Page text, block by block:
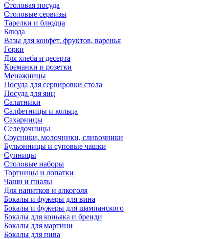
Столовая посуда
Столовые сервизы
Тарелки и блюдца
Блюда
Вазы для конфет, фруктов, варенья
Горки
Для хлеба и десерта
Креманки и розетки
Менажницы
Посуда для сервировки стола
Посуда для яиц
Салатники
Салфетницы и кольца
Сахарницы
Селедочницы
Соусники, молочники, сливочники
Бульонницы и суповые чашки
Супницы
Столовые наборы
Тортницы и лопатки
Чаши и пиалы
Для напитков и алкоголя
Бокалы и фужеры для вина
Бокалы и фужеры для шампанского
Бокалы для коньяка и бренди
Бокалы для мартини
Бокалы для пива